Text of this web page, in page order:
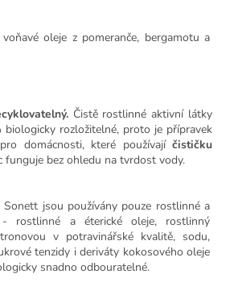
oleje z pomeranče, bergamotu a
Čistě rostlinné aktivní látky
biologicky rozložitelné, proto je přípravek
domácnosti, které používají čističku
funguje bez ohledu na tvrdost vody.
jsou používány pouze rostlinné a
- rostlinné a éterické oleje, rostlinný
v potravinářské kvalitě, sodu,
tenzidy i deriváty kokosového oleje
snadno odbouratelné.